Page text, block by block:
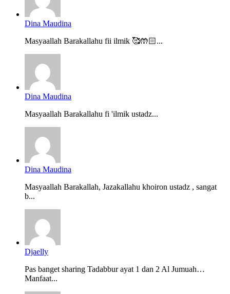
Dina Maudina
Masyaallah Barakallahu fii ilmik 🥰🤲🏻...
Dina Maudina
Masyaallah Barakallahu fi 'ilmik ustadz...
Dina Maudina
Masyaallah Barakallah, Jazakallahu khoiron ustadz , sangat
b...
Djaelly
Pas banget sharing Tadabbur ayat 1 dan 2 Al Jumuah…
Manfaat...